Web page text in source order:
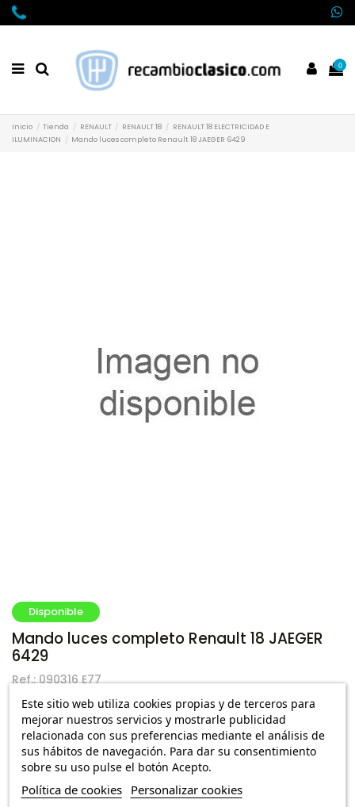
0
Inicio Tienda RENAULT RENAULT 18
RENAULT 18 ELECTRICIDAD E
ILUMINACION
Mando luces completo Renault 18 JAEGER 6429
Disponible
Mando luces completo Renault 18 JAEGER
6429
Ref.: 090316 E77
59,95 € 7,45 € Envío Peninsula
Mando luces completo Renault 18 JAEGER 6429
Este sitio web utiliza cookies propias y de terceros para
mejorar nuestros servicios y mostrarle publicidad
relacionada con sus preferencias mediante el análisis de
sus hábitos de navegación. Para dar su consentimiento
sobre su uso pulse el botón Acepto.
Política de cookies Personalizar cookies